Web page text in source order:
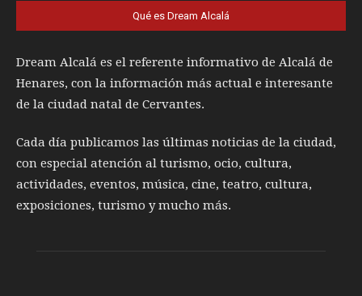
Qué es Dream Alcalá
Dream Alcalá es el referente informativo de Alcalá de
Henares, con la información más actual e interesante
de la ciudad natal de Cervantes.
Cada día publicamos las últimas noticias de la ciudad,
con especial atención al turismo, ocio, cultura,
actividades, eventos, música, cine, teatro, cultura,
exposiciones, turismo y mucho más.